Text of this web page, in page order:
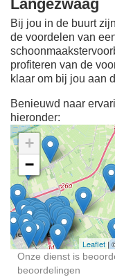
Langezwaag
Bij jou in de buurt
de voordelen van
profiteren van de
klaar om bij jou aan
Benieuwd naar
hieronder:
Ontdek
jou in
+
−
Leaflet |
Onze dienst is
beoordelingen